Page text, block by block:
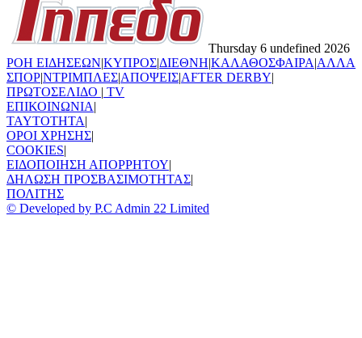
Thursday 6 undefined 2026
ΡΟΗ ΕΙΔΗΣΕΩΝ|ΚΥΠΡΟΣ|ΔΙΕΘΝΗ|ΚΑΛΑΘΟΣΦΑΙΡΑ|ΑΛΛΑ
ΣΠΟΡ|ΝΤΡΙΜΠΛΕΣ|ΑΠΟΨΕΙΣ|AFTER DERBY|
ΠΡΩΤΟΣΕΛΙΔΟ | TV
ΕΠΙΚΟΙΝΩΝΙΑ|
TAYTOTHTA|
ΟΡΟΙ ΧΡΗΣΗΣ|
COOKIES|
ΕΙΔΟΠΟΙΗΣΗ ΑΠΟΡΡΗΤΟΥ|
ΔΗΛΩΣΗ ΠΡΟΣΒΑΣΙΜΟΤΗΤΑΣ|
ΠΟΛΙΤΗΣ
© Developed by P.C Admin 22 Limited